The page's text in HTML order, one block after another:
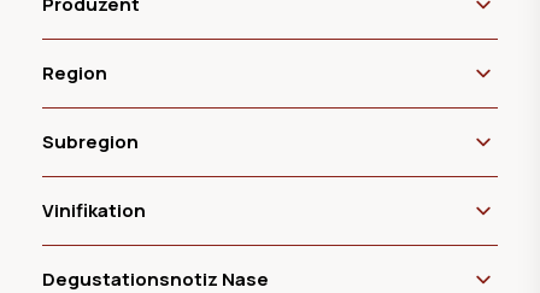
Region
Subregion
Vinifikation
Degustationsnotiz Nase